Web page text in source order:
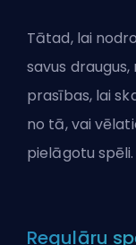
Tātad, lai
savus
prasības, lai
no tā, vai
pielāgotu spēli.
Regulāru